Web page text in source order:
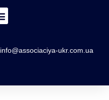
info@associaciya-ukr.com.ua